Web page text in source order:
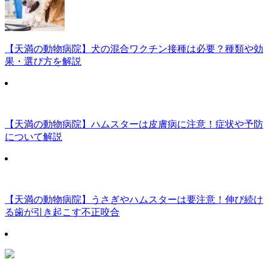
【天満の動物病院】犬の混合ワクチン接種は必要？種類や効
果・選び方を解説
【天満の動物病院】ハムスターは皮膚病に注意！症状や予防
について解説
【天満の動物病院】うさぎやハムスターは要注意！伸び続け
る歯が引き起こす不正咬合